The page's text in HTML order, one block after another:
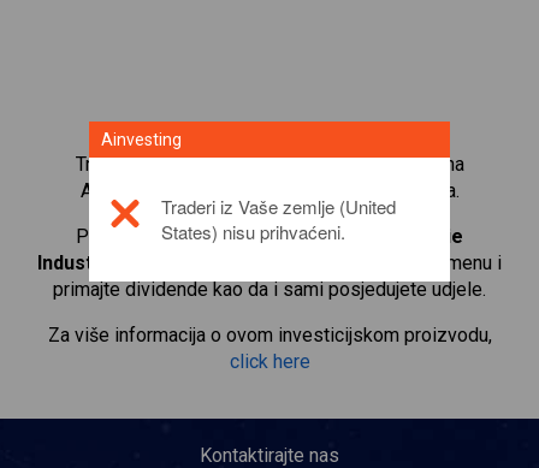
Trgujte s više od 1000 međunarodnih udjela na
Ainvesting platformi za trgovanje CFD-ovima.
Počnite trgovati CFD-ovima naJames Hardie
Industries PLC
. Primajte kotacije u stvarnom vremenu i
primajte dividende kao da i sami posjedujete udjele.
Za više informacija o ovom investicijskom proizvodu,
click here
Kontaktirajte nas
Ainvesting
Traderi iz Vaše zemlje (United
States) nisu prihvaćeni.